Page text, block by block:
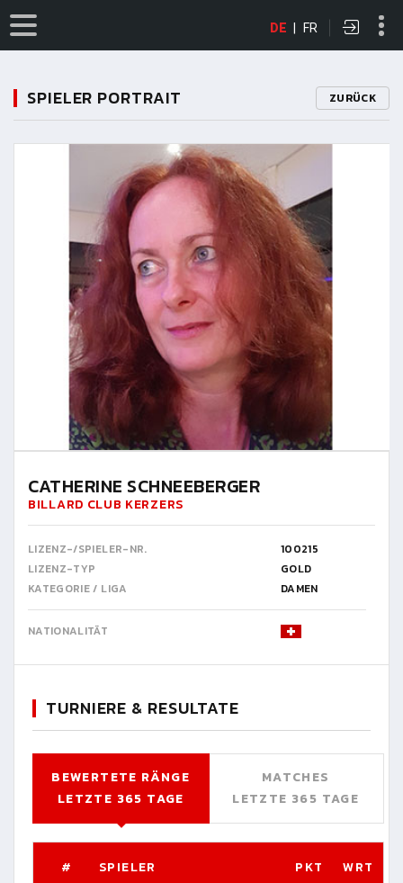
DE | FR
SPIELER PORTRAIT ZURÜCK
CATHERINE SCHNEEBERGER
BILLARD CLUB KERZERS
LIZENZ-/SPIELER-NR.
100215
LIZENZ-TYP
GOLD
KATEGORIE / LIGA
DAMEN
NATIONALITÄT
TURNIERE & RESULTATE
BEWERTETE RÄNGE
LETZTE 365 TAGE
MATCHES
LETZTE 365 TAGE
# SPIELER PKT WRT